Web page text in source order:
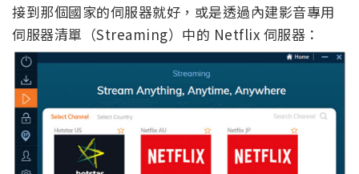
接到那個國家的伺服器就好，或是透過內建影音專用
伺服器清單（Streaming）中的 Netflix 伺服器：